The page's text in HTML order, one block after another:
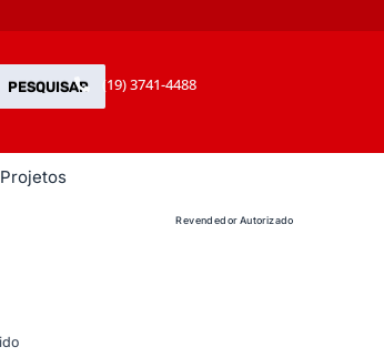
PESQUISAR (19) 3741-4488
Projetos
Revendedor Autorizado